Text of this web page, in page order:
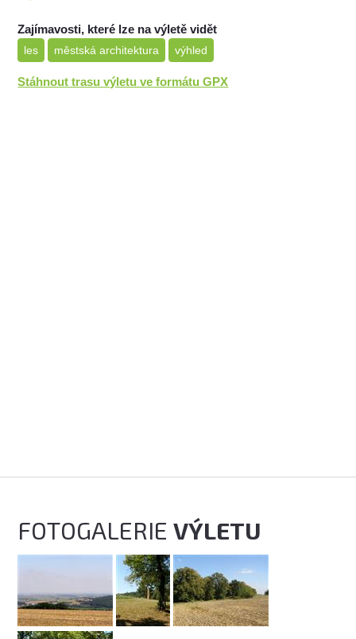
Zajímavosti, které lze na výletě vidět
les městská architektura výhled
Stáhnout trasu výletu ve formátu GPX
FOTOGALERIEVÝLETU